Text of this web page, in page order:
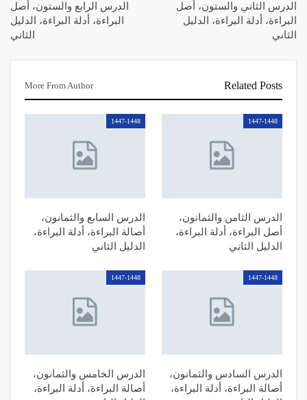
الدرس الثاني والستون، أصل
البراءة، أدلة البراءة، الدليل
الثاني
الدرس الرابع والستون، أصل
البراءة، أدلة البراءة، الدليل
الثاني
Related Posts
More From Author
1447-1448
الدرس الثامن والثمانون،
أصل البراءة، أدلة البراءة،
الدليل الثاني
1447-1448
الدرس السابع والثمانون،
أصالة البراءة، أدلة البراءة،
الدليل الثاني
1447-1448
الدرس السادس والثمانون،
أصالة البراءة، أدلة البراءة،
1447-1448
الدرس الخامس والثمانون،
أصالة البراءة، أدلة البراءة،